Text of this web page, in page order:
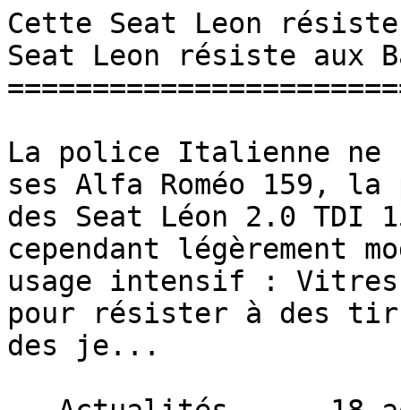
Cette Seat Leon
Seat Leon résiste aux
La police Italienne ne
ses Alfa Roméo 159,
des Seat Léon 2.0 TDI
cependant légèrement
usage intensif :
pour résister à des tirs
des je...